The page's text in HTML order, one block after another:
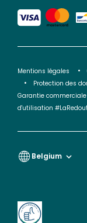
Mentions légales
Protection des
Garantie commerciale
d'utilisation
Belgium